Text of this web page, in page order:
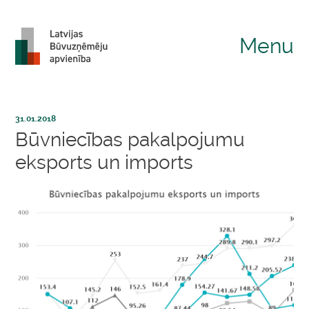
Menu
31.01.2018
Būvniecības pakalpojumu
eksports un imports